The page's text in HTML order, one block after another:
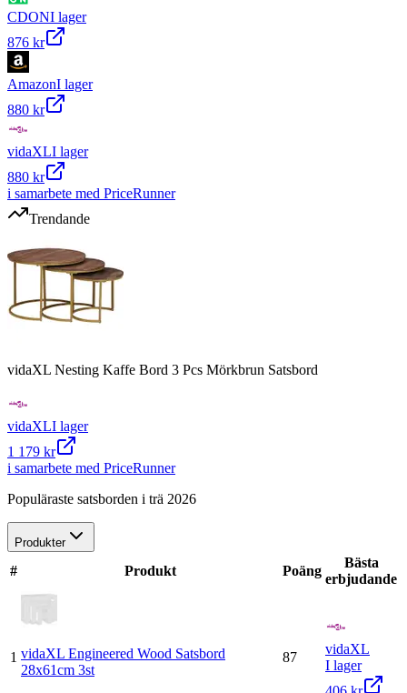
CDONI lager
876 kr
AmazonI lager
880 kr
vidaXLI lager
880 kr
i samarbete med PriceRunner
Trendande
vidaXL Nesting Kaffe Bord 3 Pcs Mörkbrun Satsbord
vidaXLI lager
1 179 kr
i samarbete med PriceRunner
Populäraste satsborden i trä 2026
Produkter
# Produkt Poäng
Bästa
erbjudande
1 vidaXL Engineered Wood Satsbord
28x61cm 3st
87
vidaXL
I lager